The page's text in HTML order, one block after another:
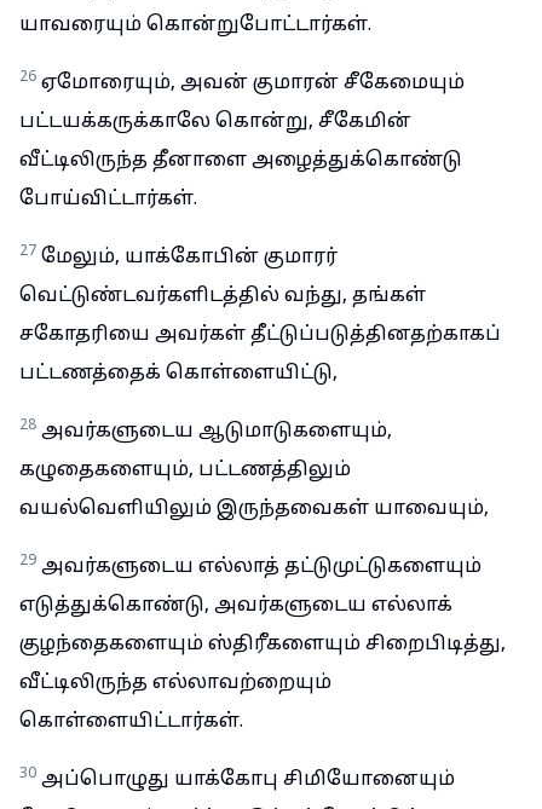
யாவரையும் கொன்றுபோட்டார்கள்.
26 ஏமோரையும், அவன் குமாரன் சீகேமையும்
பட்டயக்கருக்காலே கொன்று, சீகேமின்
வீட்டிலிருந்த தீனாளை அழைத்துக்கொண்டு
போய்விட்டார்கள்.
27 மேலும், யாக்கோபின் குமாரர்
வெட்டுண்டவர்களிடத்தில் வந்து, தங்கள்
சகோதரியை அவர்கள் தீட்டுப்படுத்தினதற்காகப்
பட்டணத்தைக் கொள்ளையிட்டு,
28 அவர்களுடைய ஆடுமாடுகளையும்,
கழுதைகளையும், பட்டணத்திலும்
வயல்வெளியிலும் இருந்தவைகள் யாவையும்,
29 அவர்களுடைய எல்லாத் தட்டுமுட்டுகளையும்
எடுத்துக்கொண்டு, அவர்களுடைய எல்லாக்
குழந்தைகளையும் ஸ்திரீகளையும் சிறைபிடித்து,
வீட்டிலிருந்த எல்லாவற்றையும்
கொள்ளையிட்டார்கள்.
30 அப்பொழுது யாக்கோபு சிமியோனையும்